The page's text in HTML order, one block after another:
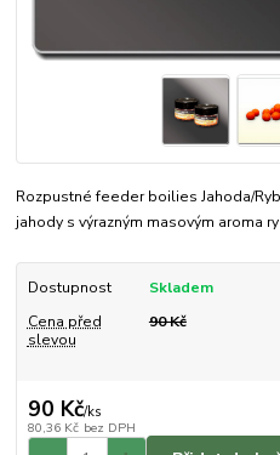
Rozpustné feeder boilies Jahoda/
jahody s výrazným masovým aroma
Dostupnost
Skladem
Cena před
slevou
90 Kč
90 Kč/ks
80,36 Kč bez DPH